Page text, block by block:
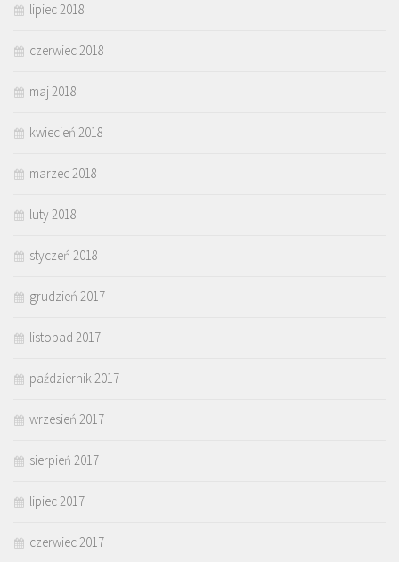
lipiec 2018
czerwiec 2018
maj 2018
kwiecień 2018
marzec 2018
luty 2018
styczeń 2018
grudzień 2017
listopad 2017
październik 2017
wrzesień 2017
sierpień 2017
lipiec 2017
czerwiec 2017